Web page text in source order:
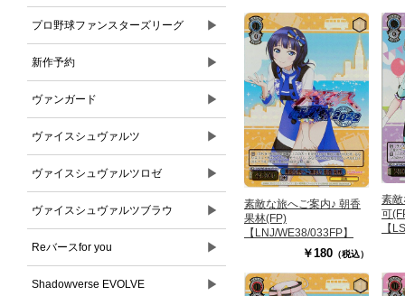
プロ野球ファンスターズリーグ ▶
新作予約 ▶
ヴァンガード ▶
ヴァイスシュヴァルツ ▶
ヴァイスシュヴァルツロゼ ▶
ヴァイスシュヴァルツブラウ ▶
Reバースfor you ▶
Shadowverse EVOLVE ▶
素敵な旅へご案内♪ 朝香
果林(FP)
【LNJ/WE38/033FP】
￥180 （税込）
素
可
【